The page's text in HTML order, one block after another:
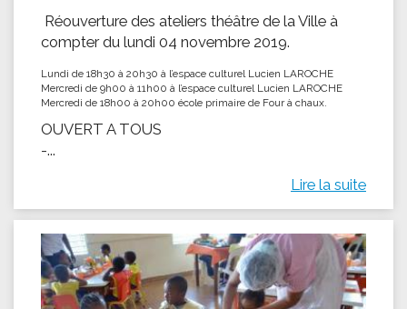
Réouverture des ateliers théâtre de la Ville à
compter du lundi 04 novembre 2019.
Lundi de 18h30 à 20h30 à l’espace culturel Lucien LAROCHE
Mercredi de 9h00 à 11h00 à l’espace culturel Lucien LAROCHE
Mercredi de 18h00 à 20h00 école primaire de Four à chaux.
OUVERT A TOUS
-...
Lire la suite